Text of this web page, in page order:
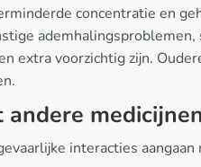
concentratie en
extra voorzichtig zijn.
interacties